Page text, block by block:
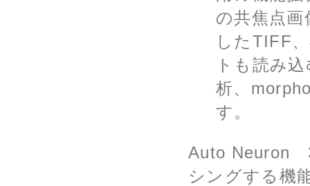
の共焦点
したTIFF
トも読み
析、
す。
Auto Neuron
シングする機